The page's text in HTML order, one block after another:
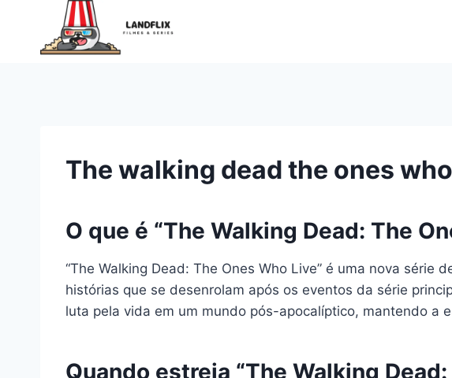
The walking dead the ones
O que é “The Walking Dead: The
“The Walking Dead: The Ones Who Live” é uma nova série
histórias que se desenrolam após os eventos da série
luta pela vida em um mundo pós-apocalíptico, mantendo a
Quando estreia “The Walking